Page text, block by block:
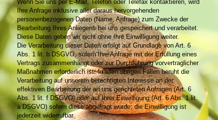
Wenn Sie uns per E-Mail, Telefon oder Telefax kontaktieren, wird
Ihre Anfrage inklusive aller daraus hervorgehenden
personenbezogenen Daten (Name, Anfrage) zum Zwecke der
Bearbeitung Ihres Anliegens bei uns gespeichert und verarbeitet.
Diese Daten geben wir nicht ohne Ihre Einwilligung weiter.
Die Verarbeitung dieser Daten erfolgt auf Grundlage von Art. 6
Abs. 1 lit. b DSGVO, sofern Ihre Anfrage mit der Erfüllung eines
Vertrags zusammenhängt oder zur Durchführung vorvertraglicher
Maßnahmen erforderlich ist. In allen übrigen Fällen beruht die
Verarbeitung auf unserem berechtigten Interesse an der
effektiven Bearbeitung der an uns gerichteten Anfragen (Art. 6
Abs. 1 lit. f DSGVO) oder auf Ihrer Einwilligung (Art. 6 Abs. 1 lit.
a DSGVO) sofern diese abgefragt wurde; die Einwilligung ist
jederzeit widerrufbar.